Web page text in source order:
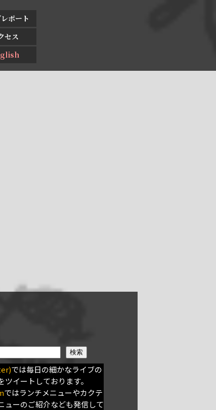
ポート
セス
検索
では毎日の細かなライブの
ツイートしております。
ではランチメニューやカクテ
ューのご紹介なども発信して